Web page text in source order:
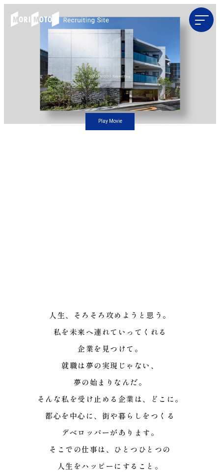
Play Movie
人生、そろそろ攻めようと思う。
私を未来へ連れていってくれる
企業を見つけて。
就職は夢の実現じゃない、
夢の始まりなんだ。
そんな私を受け止める企業は、どこに。
都心を中心に、街や暮らしをつくる
デベロッパーがあります。
そこでの仕事は、ひとつひとつの
人生をハッピーにすること。